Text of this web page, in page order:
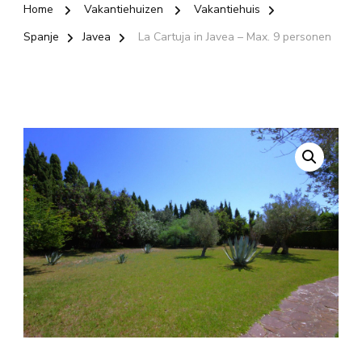
Home Vakantiehuizen
Vakantiehuis
Spanje
Javea La Cartuja in Javea – Max. 9 personen